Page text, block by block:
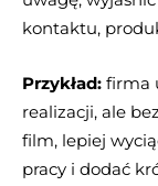
kontaktu,
Przykład: firma
realizacji, ale
film, lepiej
pracy i dodać